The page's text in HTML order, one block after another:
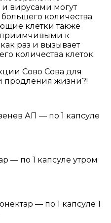
вирусами могут
количества
клетки также
к
раз и вызывает
количества клеток.
Сово Сова для
продления жизни?!
АП — по 1 капсуле
— по 1 капсуле утром
— по 1 капсуле 1